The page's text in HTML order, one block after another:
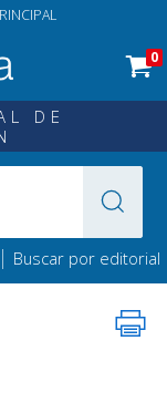
0
DE
| Buscar por editorial